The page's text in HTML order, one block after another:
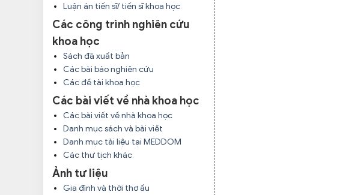
Luận án tiến sĩ/ tiến sĩ khoa học
Các công trình nghiên cứu
khoa học
Sách đã xuất bản
Các bài báo nghiên cứu
Các đề tài khoa học
Các bài viết về nhà khoa học
Các bài viết về nhà khoa học
Danh mục sách và bài viết
Danh mục tài liệu tại MEDDOM
Các thư tịch khác
Ảnh tư liệu
Gia đình và thời thơ ấu